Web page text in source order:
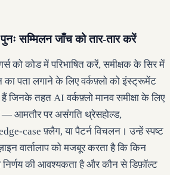
सम्मिलन जाँच को तार-तार करें
को कोड में परिभाषित करें, समीक्षक के सिर में
पता लगाने के लिए वर्कफ़्लो को इंस्ट्रूमेंट
जिनके तहत AI वर्कफ़्लो मानव समीक्षा के लिए
— आमतौर पर असंगति थ्रेसहोल्ड,
case फ़्लैग, या पैटर्न विचलन। उन्हें स्पष्ट
वार्तालाप को मजबूर करता है कि किन
निर्णय की आवश्यकता है और कौन से डिफ़ॉल्ट